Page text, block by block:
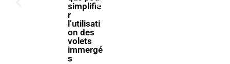
simplifie
r
l’utilisati
on des
volets
immergé
s